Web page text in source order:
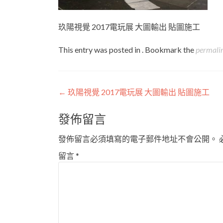
玖陽視覺 2017電玩展 大圖輸出 貼圖施工
This entry was posted in . Bookmark the
Post
navigation
← 玖陽視覺 2017電玩展 大圖輸出 貼圖施工
發佈留言
發佈留言必須填寫的電子郵件地址不會公開。
留言*